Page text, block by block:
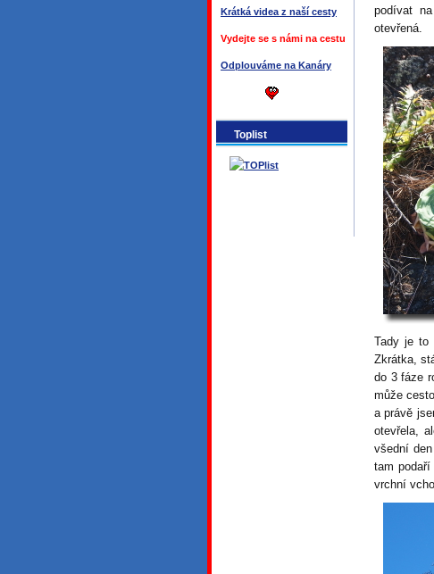
Krátká videa z naší cesty
Vydejte se s námi na cestu
Odplouváme na Kanáry
Toplist
podívat
otevřená.
Tady je to
Zkrátka,
do 3 fáze
může
a právě
otevřela,
všední
tam podaří
vrchní